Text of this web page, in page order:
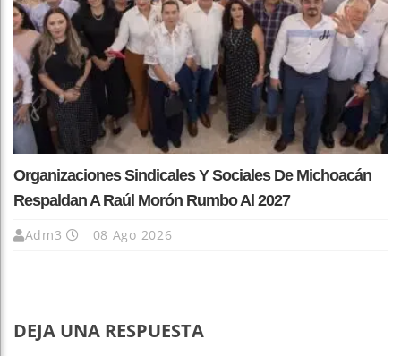
Organizaciones Sindicales Y Sociales De Michoacán
Respaldan A Raúl Morón Rumbo Al 2027
Adm3 08 Ago 2026
DEJA UNA RESPUESTA